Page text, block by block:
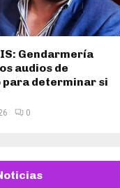
Gendarmería
audios de
para determinar si
0